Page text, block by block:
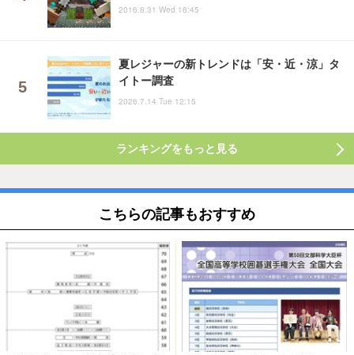
2016.8.31 Wed 16:45
夏レジャーの新トレンドは「安・近・涼」タ
イトー調査
2026.7.14 Tue 12:15
ランキングをもっと見る
こちらの記事もおすすめ